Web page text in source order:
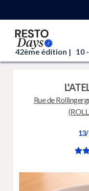
42ème édition | 10
Rue de